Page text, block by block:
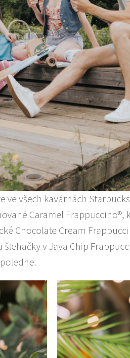
ve všech kavárnách
Caramel
Chocolate Cream
v Java Chip